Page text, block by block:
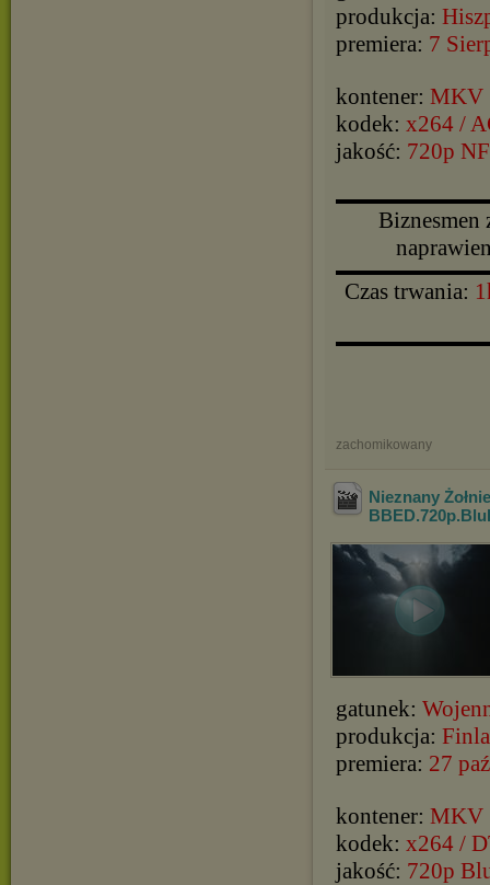
produkcja:
premiera: 7
kontener: MKV
kodek: x264 /
jakość: 720p
Biznesmen
Czas trwania:
zachomikowany
Nieznany
gatunek:
produkcja:
premiera: 27
kontener: MKV
kodek: x264 /
jakość: 720p